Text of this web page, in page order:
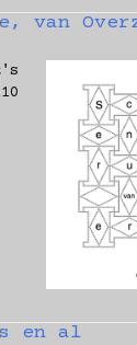
van
en al